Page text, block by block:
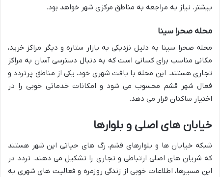
بیشتر، نیاز به مراجعه به مناطق مرکزی شهر خواهد بود.
محله صحرا سینا
محله صحرا سینا به دلیل نزدیکی به بازار ستاره و دیگر مراکز خرید،
مکانی مناسب برای کسانی است که به دنبال دسترسی آسان به مراکز
تجاری هستند. این محله با بافت شهری خود، یکی از مناطق پرتردد و
فعال شهر قشم محسوب می شود و امکانات خدماتی خوبی را در
اختیار ساکنان قرار می دهد.
خیابان های اصلی و بلوارها
شبکه خیابان ها و بلوارهای قشم، رگ های حیاتی این شهر هستند
که شریان های اصلی ارتباطی و تجاری را تشکیل می دهند. تردد در
این مسیرها، اطلاعات خوبی از زندگی روزمره و فعالیت های شهری به